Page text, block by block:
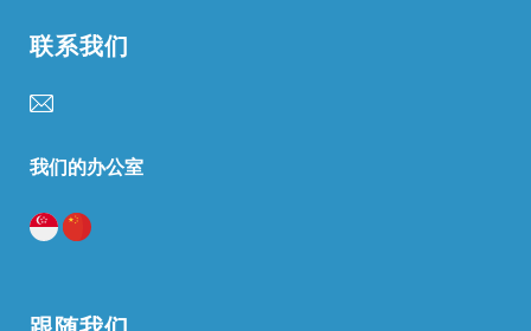
联系我们
我们的办公室